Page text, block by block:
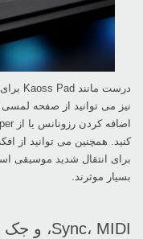
برای انتقال شدید موسیقی
بسیار موثرند.‏